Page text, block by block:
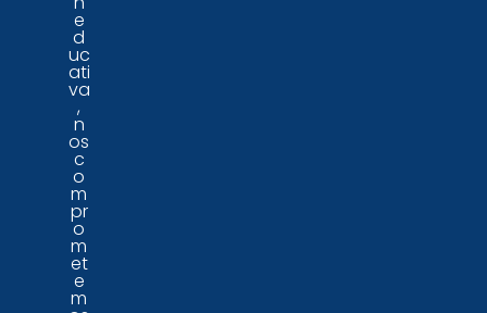
e
d
uc
ati
va
,
n
os
c
o
m
pr
o
m
et
e
m